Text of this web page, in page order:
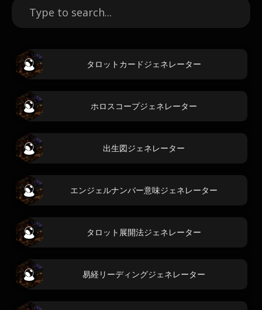
タロットカードジェネレーター
ホロスコープジェネレーター
出生図ジェネレーター
エンジェルナンバー意味ジェネレーター
タロット展開法ジェネレーター
易経リーディングジェネレーター